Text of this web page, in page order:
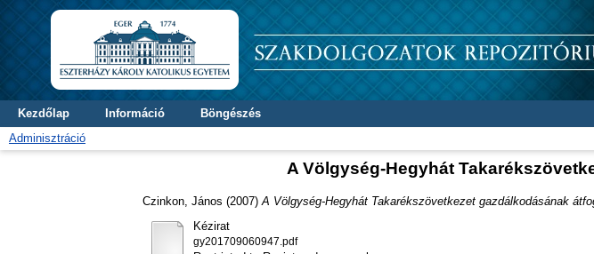
Kezdőlap Információ
Böngészés
Adminisztráció
A Völgység-Hegyhát
Czinkon, János (2007) A Völgység-Hegyhát Takarékszövetkezet gazdálkodásának
Kézirat
gy201709060947.pdf